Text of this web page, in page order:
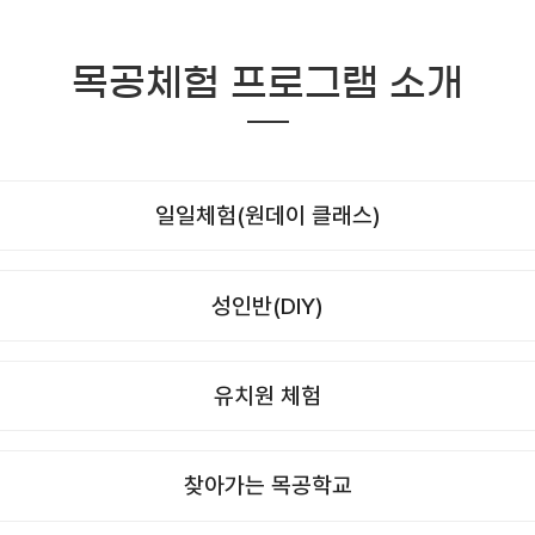
목공체험 프로그램 소개
일일체험(원데이 클래스)
성인반(DIY)
유치원 체험
찾아가는 목공학교